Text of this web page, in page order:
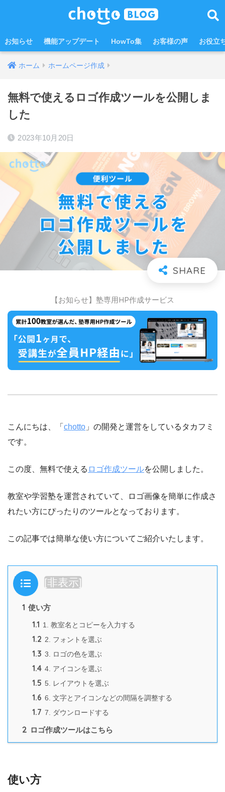
お知らせ 機能アップデート HowTo集 お客様の声 お役立
ホーム ホームページ作成
無料で使えるロゴ作成ツールを公開しま
した
2023年10月20日
【お知らせ】塾専用HP作成サービス
こんにちは、「 chotto 」の開発と運営をしているタカフミ
です。
この度、無料で使える ロゴ作成ツールを公開しました。
教室や学習塾を運営されていて、ロゴ画像を簡単に作成さ
れたい方にぴったりのツールとなっております。
この記事では簡単な使い方についてご紹介いたします。
目次 [非表示]
1 使い方
1.1 1. 教室名とコピーを入力する
1.2 2. フォントを選ぶ
1.3 3. ロゴの色を選ぶ
1.4 4. アイコンを選ぶ
1.5 5. レイアウトを選ぶ
1.6 6. 文字とアイコンなどの間隔を調整する
1.7 7. ダウンロードする
2 ロゴ作成ツールはこちら
使い方